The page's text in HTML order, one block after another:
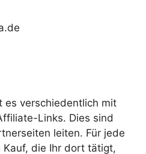
es verschiedentlich mit
Links. Dies sind
leiten. Für jede
die Ihr dort tätigt,